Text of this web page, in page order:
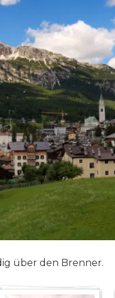
über den Brenner.